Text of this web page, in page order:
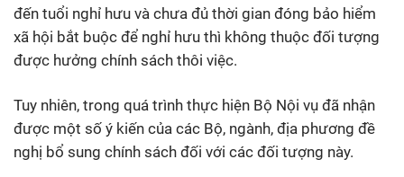
đến tuổi nghỉ hưu và chưa đủ thời gian đóng bảo hiểm
xã hội bắt buộc để nghỉ hưu thì không thuộc đối tượng
được hưởng chính sách thôi việc.
Tuy nhiên, trong quá trình thực hiện Bộ Nội vụ đã nhận
được một số ý kiến của các Bộ, ngành, địa phương đề
nghị bổ sung chính sách đối với các đối tượng này.